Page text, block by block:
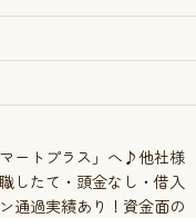
ートプラス」へ♪他社様
したて・頭金なし・借入
通過実績あり！資金面の